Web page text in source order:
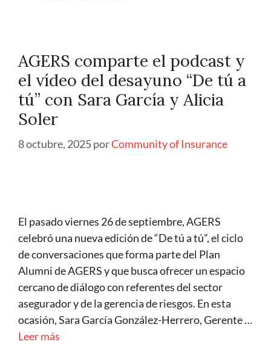
AGERS comparte el podcast y
el vídeo del desayuno “De tú a
tú” con Sara García y Alicia
Soler
8 octubre, 2025porCommunity of Insurance
El pasado viernes 26 de septiembre, AGERS
celebró una nueva edición de “De tú a tú”, el ciclo
de conversaciones que forma parte del Plan
Alumni de AGERS y que busca ofrecer un espacio
cercano de diálogo con referentes del sector
asegurador y de la gerencia de riesgos. En esta
ocasión, Sara García González-Herrero, Gerente …
Leer más